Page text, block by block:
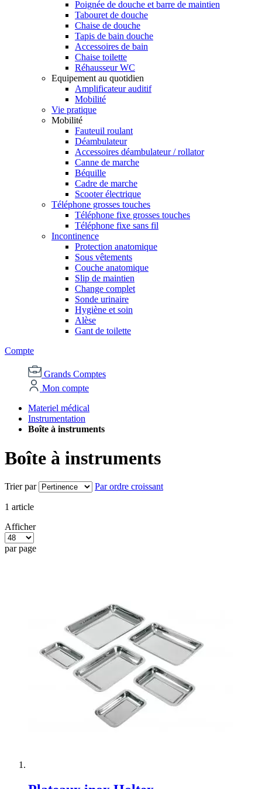
Poignée de douche et barre de maintien
Tabouret de douche
Chaise de douche
Tapis de bain douche
Accessoires de bain
Chaise toilette
Réhausseur WC
Equipement au quotidien
Amplificateur auditif
Mobilité
Vie pratique
Mobilité
Fauteuil roulant
Déambulateur
Accessoires déambulateur / rollator
Canne de marche
Béquille
Cadre de marche
Scooter électrique
Téléphone grosses touches
Téléphone fixe grosses touches
Téléphone fixe sans fil
Incontinence
Protection anatomique
Sous vêtements
Couche anatomique
Slip de maintien
Change complet
Sonde urinaire
Hygiène et soin
Alèse
Gant de toilette
Compte
Grands Comptes
Mon compte
Materiel médical
Instrumentation
Boîte à instruments
Boîte à instruments
Trier par Par ordre croissant
1 article
Afficher
par page